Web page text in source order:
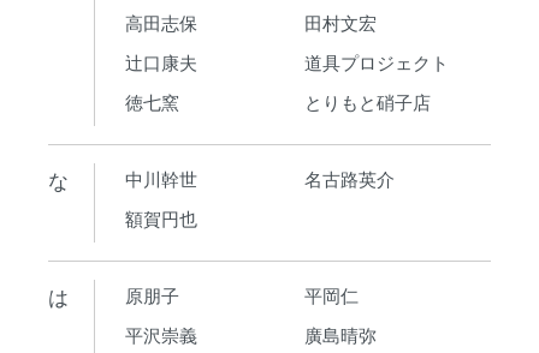
高田志保
田村文宏
辻口康夫
道具プロジェクト
徳七窯
とりもと硝子店
な 中川幹世
名古路英介
額賀円也
は 原朋子
平岡仁
平沢崇義
廣島晴弥